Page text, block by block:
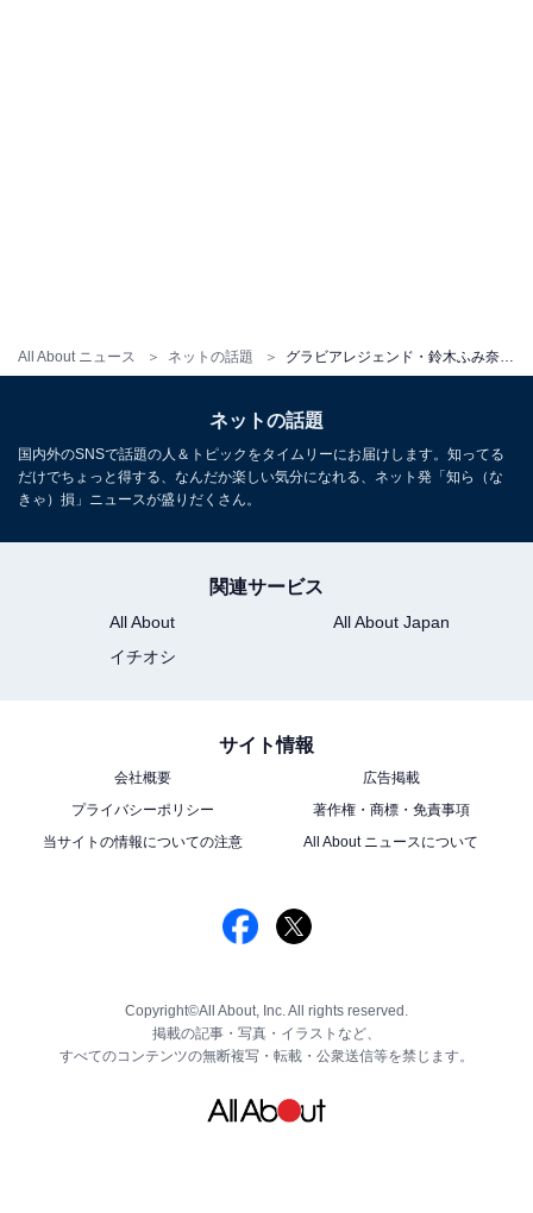
All About ニュース ネットの話題
ネットの話題
国内外のSNSで話題の人＆トピックをタイムリーにお届けします。知ってる
だけでちょっと得する、なんだか楽しい気分になれる、ネット発「知ら（な
きゃ）損」ニュースが盛りだくさん。
関連サービス
All About
All About Japan
イチオシ
サイト情報
会社概要
広告掲載
プライバシーポリシー
著作権・商標・免責事項
当サイトの情報についての注意
All About ニュースについて
Copyright©All About, Inc. All rights reserved.
掲載の記事・写真・イラストなど、
すべてのコンテンツの無断複写・転載・公衆送信等を禁じます。